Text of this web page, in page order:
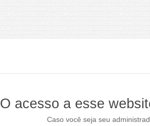
O acesso a esse
Caso você seja seu